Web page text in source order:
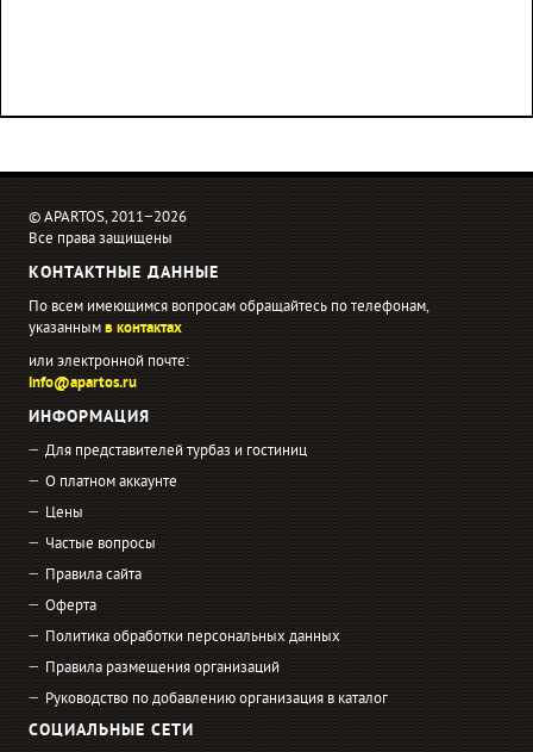
© APARTOS, 2011−2026
Все права защищены
КОНТАКТНЫЕ ДАННЫЕ
По всем имеющимся вопросам обращайтесь по телефонам,
указаннымв контактах
или электронной почте:
info@apartos.ru
ИНФОРМАЦИЯ
Для представителей турбаз и гостиниц
О платном аккаунте
Цены
Частые вопросы
Правила сайта
Оферта
Политика обработки персональных данных
Правила размещения организаций
Руководство по добавлению организация в каталог
СОЦИАЛЬНЫЕ СЕТИ